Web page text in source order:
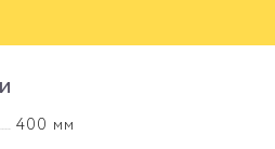
400 мм